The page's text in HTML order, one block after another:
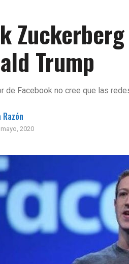
Trump
de Facebook no cree que las
Razón
2020